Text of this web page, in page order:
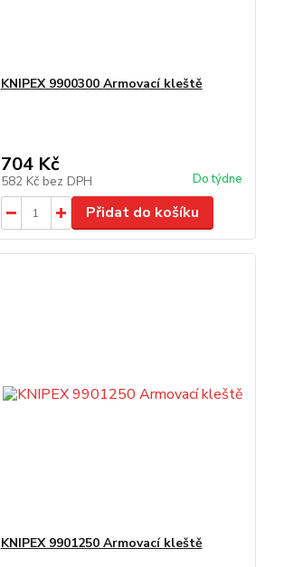
KNIPEX 9900300 Armovací kleště
704 Kč
582 Kč bez DPH Do týdne
Přidat do košíku
KNIPEX 9901250 Armovací kleště